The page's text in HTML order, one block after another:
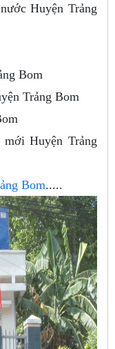
Huyện Trảng
Bom
Trảng Bom
Huyện Trảng
Bom.....